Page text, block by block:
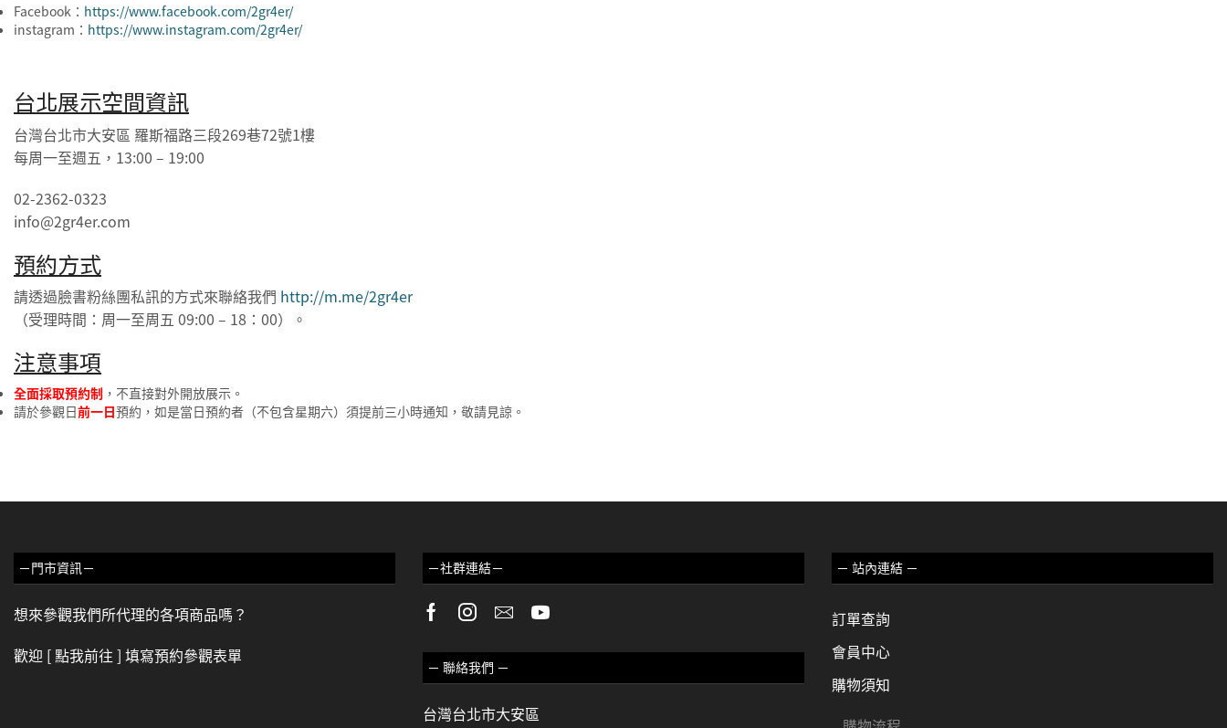
Facebook： https://www.facebook.com/2gr4er/
instagram： https://www.instagram.com/2gr4er/
台北展示空間資訊
台灣台北市大安區 羅斯福路三段269巷72號1樓
每周一至週五，13:00 – 19:00
02-2362-0323
info@2gr4er.com
預約方式
請透過臉書粉絲團私訊的方式來聯絡我們 http://m.me/2gr4er
（受理時間：周一至周五 09:00 – 18：00）。
注意事項
全面採取預約制 ，不直接對外開放展示。
請於參觀日前一日預約，如是當日預約者（不包含星期六）須提前三小時通知，敬請見諒。
－門市資訊－
想來參觀我們所代理的各項商品嗎？
歡迎 [ 點我前往 ] 填寫預約參觀表單
－社群連結－
－ 聯絡我們 －
台灣台北市大安區
－ 站內連結 －
訂單查詢
會員中心
購物須知